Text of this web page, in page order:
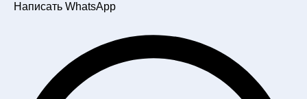
Написать WhatsApp